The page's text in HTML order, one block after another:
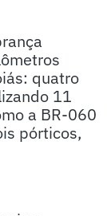
quatro
11
a BR-060
pórticos,